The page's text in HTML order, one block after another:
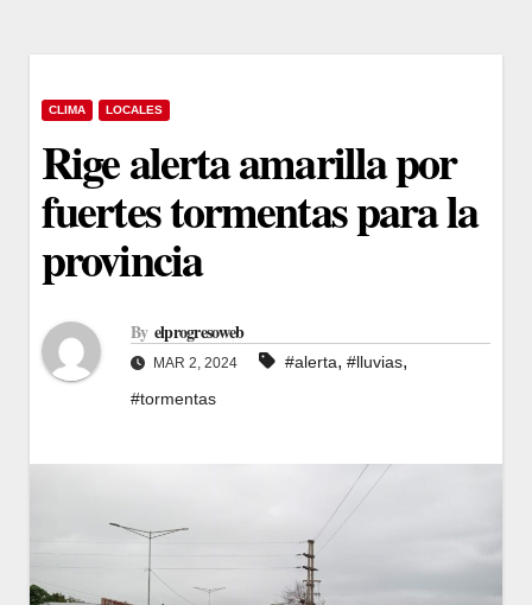
CLIMA LOCALES
Rige alerta amarilla por
fuertes tormentas para la
provincia
By elprogresoweb
MAR 2, 2024 #alerta, #lluvias,
#tormentas